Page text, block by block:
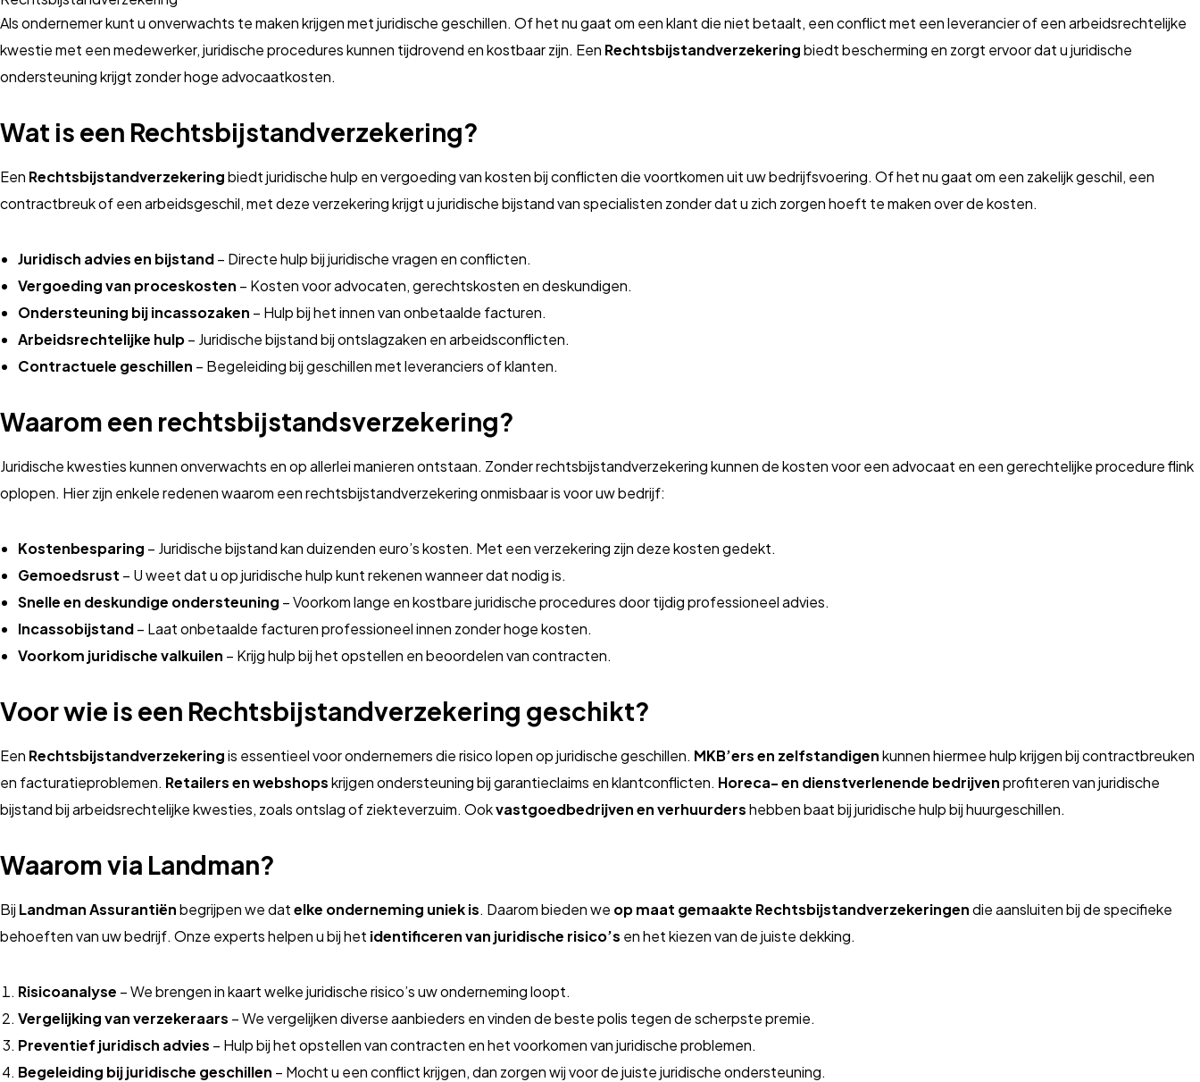
Als ondernemer kunt u onverwachts te maken krijgen met juridische geschillen. Of het nu gaat om een klant die niet betaalt, een conflict met een leverancier of een arbeidsrechtelijke
kwestie met een medewerker, juridische procedures kunnen tijdrovend en kostbaar zijn. Een Rechtsbijstandverzekeringbiedt bescherming en zorgt ervoor dat u juridische
ondersteuning krijgt zonder hoge advocaatkosten.
Wat is een Rechtsbijstandverzekering?
Een Rechtsbijstandverzekeringbiedt juridische hulp en vergoeding van kosten bij conflicten die voortkomen uit uw bedrijfsvoering. Of het nu gaat om een zakelijk geschil, een
contractbreuk of een arbeidsgeschil, met deze verzekering krijgt u juridische bijstand van specialisten zonder dat u zich zorgen hoeft te maken over de kosten.
Juridisch advies en bijstand– Directe hulp bij juridische vragen en conflicten.
Vergoeding van proceskosten – Kosten voor advocaten, gerechtskosten en deskundigen.
Ondersteuning bij incassozaken – Hulp bij het innen van onbetaalde facturen.
Arbeidsrechtelijke hulp– Juridische bijstand bij ontslagzaken en arbeidsconflicten.
Contractuele geschillen – Begeleiding bij geschillen met leveranciers of klanten.
Waarom een rechtsbijstandsverzekering?
Juridische kwesties kunnen onverwachts en op allerlei manieren ontstaan. Zonder rechtsbijstandverzekering kunnen de kosten voor een advocaat en een gerechtelijke procedure flink
oplopen. Hier zijn enkele redenen waarom een rechtsbijstandverzekering onmisbaar is voor uw bedrijf:
Kostenbesparing – Juridische bijstand kan duizenden euro’s kosten. Met een verzekering zijn deze kosten gedekt.
Gemoedsrust – U weet dat u op juridische hulp kunt rekenen wanneer dat nodig is.
Snelle en deskundige ondersteuning – Voorkom lange en kostbare juridische procedures door tijdig professioneel advies.
Incassobijstand– Laat onbetaalde facturen professioneel innen zonder hoge kosten.
Voorkom juridische valkuilen – Krijg hulp bij het opstellen en beoordelen van contracten.
Voor wie is een Rechtsbijstandverzekering geschikt?
Een Rechtsbijstandverzekeringis essentieel voor ondernemers die risico lopen op juridische geschillen. MKB’ers en zelfstandigenkunnen hiermee hulp krijgen bij contractbreuken
en facturatieproblemen. Retailers en webshopskrijgen ondersteuning bij garantieclaims en klantconflicten. Horeca- en dienstverlenende bedrijvenprofiteren van juridische
bijstand bij arbeidsrechtelijke kwesties, zoals ontslag of ziekteverzuim. Ookvastgoedbedrijven en verhuurdershebben baat bij juridische hulp bij huurgeschillen.
Waarom via Landman?
Bij Landman Assurantiënbegrijpen we datelke onderneming uniek is. Daarom bieden we op maat gemaakte Rechtsbijstandverzekeringendie aansluiten bij de specifieke
behoeften van uw bedrijf. Onze experts helpen u bij het identificeren van juridische risico’s en het kiezen van de juiste dekking.
Risicoanalyse – We brengen in kaart welke juridische risico’s uw onderneming loopt.
Vergelijking van verzekeraars – We vergelijken diverse aanbieders en vinden de beste polis tegen de scherpste premie.
Preventief juridisch advies – Hulp bij het opstellen van contracten en het voorkomen van juridische problemen.
Begeleiding bij juridische geschillen – Mocht u een conflict krijgen, dan zorgen wij voor de juiste juridische ondersteuning.